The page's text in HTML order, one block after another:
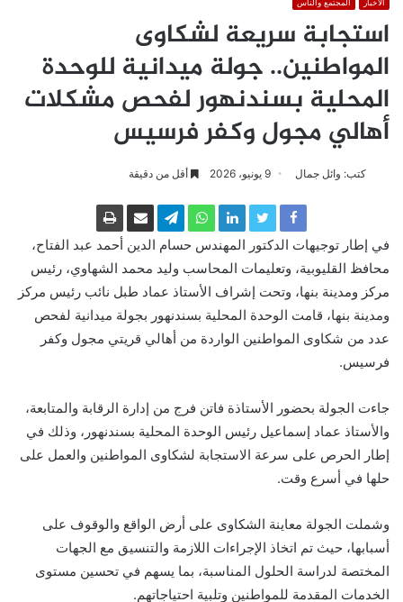
استجابة سريعة لشكاوى
المواطنين.. جولة ميدانية للوحدة
المحلية بسندنهور لفحص مشكلات
أهالي مجول وكفر فرسيس
كتب: وائل جمال 9 يونيو، 2026 أقل من دقيقة
في إطار توجيهات الدكتور المهندس حسام الدين أحمد عبد الفتاح،
محافظ القليوبية، وتعليمات المحاسب وليد محمد الشهاوي، رئيس
مركز ومدينة بنها، وتحت إشراف الأستاذ عماد طبل نائب رئيس مركز
ومدينة بنها، قامت الوحدة المحلية بسندنهور بجولة ميدانية لفحص
عدد من شكاوى المواطنين الواردة من أهالي قريتي مجول وكفر
فرسيس.
جاءت الجولة بحضور الأستاذة فاتن فرج من إدارة الرقابة والمتابعة،
والأستاذ عماد إسماعيل رئيس الوحدة المحلية بسندنهور، وذلك في
إطار الحرص على سرعة الاستجابة لشكاوى المواطنين والعمل على
حلها في أسرع وقت.
وشملت الجولة معاينة الشكاوى على أرض الواقع والوقوف على
أسبابها، حيث تم اتخاذ الإجراءات اللازمة والتنسيق مع الجهات
المختصة لدراسة الحلول المناسبة، بما يسهم في تحسين مستوى
الخدمات المقدمة للمواطنين وتلبية احتياجاتهم.